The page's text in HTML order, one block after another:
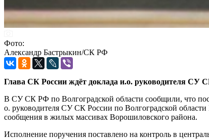
Фото:
Александр Бастрыкин/СК РФ
Глава СК России ждёт доклада и.о. руководителя СУ
В СУ СК РФ по Волгоградской области сообщили, что
о. руководителя СУ СК России по Волгоградской
сообщения в жилых массивах Ворошиловского района.
Исполнение поручения поставлено на контроль в